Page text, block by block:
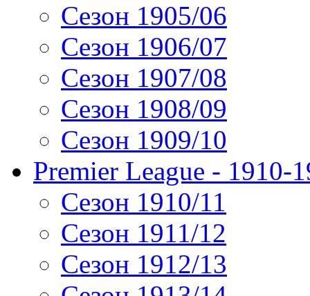
Сезон 1905/06
Сезон 1906/07
Сезон 1907/08
Сезон 1908/09
Сезон 1909/10
Premier League - 1910-
Сезон 1910/11
Сезон 1911/12
Сезон 1912/13